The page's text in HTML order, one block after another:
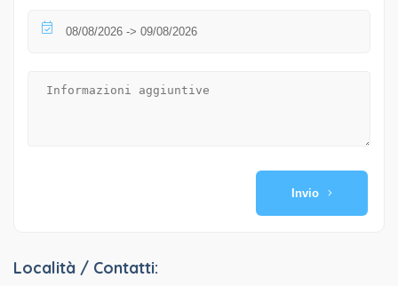
Invio
Località / Contatti: